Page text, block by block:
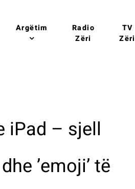
Argëtim
Radio
Zëri
TV
Zëri
iPad – sjell
’emoji’ të